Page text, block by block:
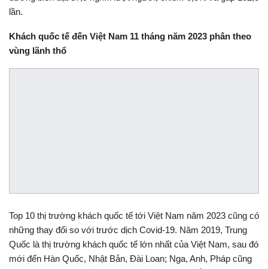
lần.
Khách quốc tế đến Việt Nam 11 tháng năm 2023 phân theo
vùng lãnh thổ
Top 10 thị trường khách quốc tế tới Việt Nam năm 2023 cũng có
những thay đổi so với trước dịch Covid-19. Năm 2019, Trung
Quốc là thị trường khách quốc tế lớn nhất của Việt Nam, sau đó
mới đến Hàn Quốc, Nhật Bản, Đài Loan; Nga, Anh, Pháp cũng